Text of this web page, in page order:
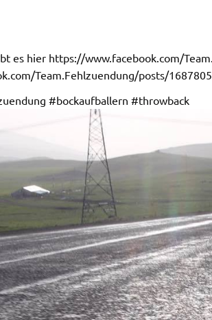
es hier https://www.facebook.com/
Team.Fehlzuendung/posts/
#bockaufballern #throwback